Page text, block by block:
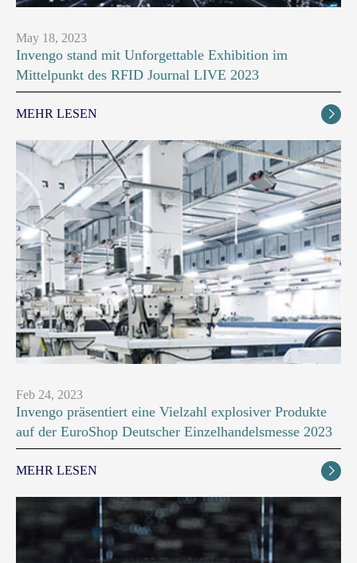
May 18, 2023
Invengo stand mit Unforgettable Exhibition im
Mittelpunkt des RFID Journal LIVE 2023
MEHR LESEN 
Feb 24, 2023
Invengo präsentiert eine Vielzahl explosiver Produkte
auf der EuroShop Deutscher Einzelhandelsmesse 2023
MEHR LESEN 